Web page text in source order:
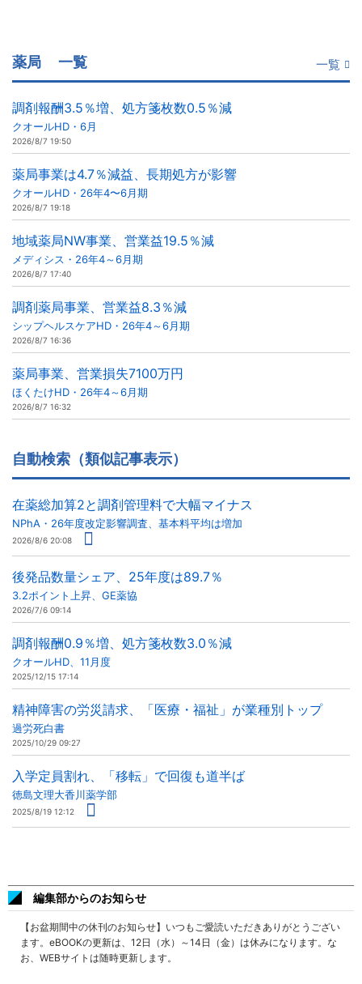
薬局 一覧 一覧
調剤報酬3.5％増、処方箋枚数0.5％減
クオールHD・6月
2026/8/7 19:50
薬局事業は4.7％減益、長期処方が影響
クオールHD・26年4〜6月期
2026/8/7 19:18
地域薬局NW事業、営業益19.5％減
メディシス・26年4～6月期
2026/8/7 17:40
調剤薬局事業、営業益8.3％減
シップヘルスケアHD・26年4～6月期
2026/8/7 16:36
薬局事業、営業損失7100万円
ほくたけHD・26年4～6月期
2026/8/7 16:32
自動検索（類似記事表示）
在薬総加算2と調剤管理料で大幅マイナス
NPhA・26年度改定影響調査、基本料平均は増加
2026/8/6 20:08
後発品数量シェア、25年度は89.7％
3.2ポイント上昇、GE薬協
2026/7/6 09:14
調剤報酬0.9％増、処方箋枚数3.0％減
クオールHD、11月度
2025/12/15 17:14
精神障害の労災請求、「医療・福祉」が業種別トップ
過労死白書
2025/10/29 09:27
入学定員割れ、「移転」で回復も道半ば
徳島文理大香川薬学部
2025/8/19 12:12
編集部からのお知らせ
【お盆期間中の休刊のお知らせ】いつもご愛読いただきありがとうござい
ます。eBOOKの更新は、12日（水）～14日（金）は休みになります。な
お、WEBサイトは随時更新します。